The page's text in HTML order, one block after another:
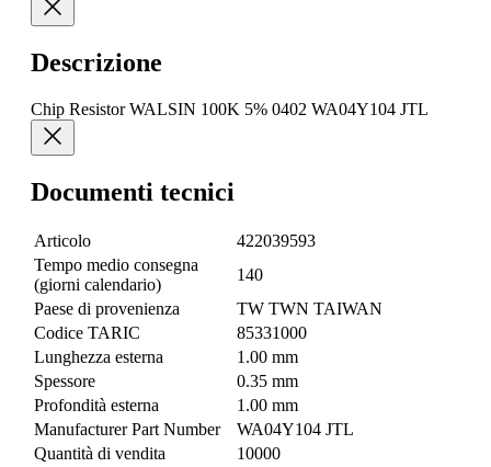
Descrizione
Chip Resistor WALSIN 100K 5% 0402 WA04Y104 JTL
Documenti tecnici
Articolo
422039593
Tempo medio consegna
(giorni calendario)
140
Paese di provenienza
TW TWN TAIWAN
Codice TARIC
85331000
Lunghezza esterna
1.00 mm
Spessore
0.35 mm
Profondità esterna
1.00 mm
Manufacturer Part Number
WA04Y104 JTL
Quantità di vendita
10000